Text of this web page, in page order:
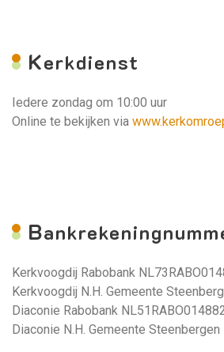
Kerkdienst
Iedere zondag om 10:00 uur
Online te bekijken via
B
Kerkvoogdij Rabobank
Kerkvoogdij N.H. Gemeente
Diaconie Rabobank
Diaconie N.H. Gemeente Steenbergen